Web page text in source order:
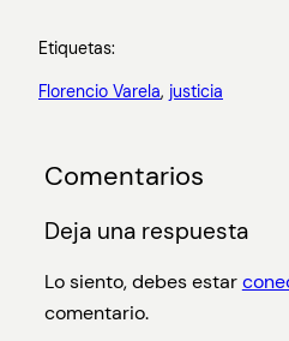
Etiquetas:
Florencio Varela, justicia
Comentarios
Deja una respuesta
Lo siento, debes estar
comentario.